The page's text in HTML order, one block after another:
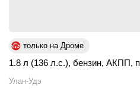
только на Дроме
1.8 л (136 л.с.), бензин, АКПП,
Улан-Удэ